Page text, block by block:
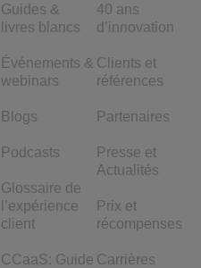
Guides &
livres blancs
Événements &
webinars
Blogs
Podcasts
Glossaire de
l’expérience
client
CCaaS: Guide
40 ans
d’innovation
Clients et
références
Partenaires
Presse et
Actualités
Prix et
récompenses
Carrières